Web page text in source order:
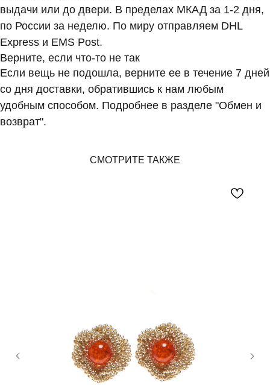
выдачи или до двери. В пределах МКАД за 1-2 дня,
по России за неделю. По миру отправляем DHL
Express и EMS Post.
Верните, если что-то не так
Если вещь не подошла, верните ее в течение 7 дней
со дня доставки, обратившись к нам любым
удобным способом. Подробнее в разделе "Обмен и
возврат".
СМОТРИТЕ ТАКЖЕ